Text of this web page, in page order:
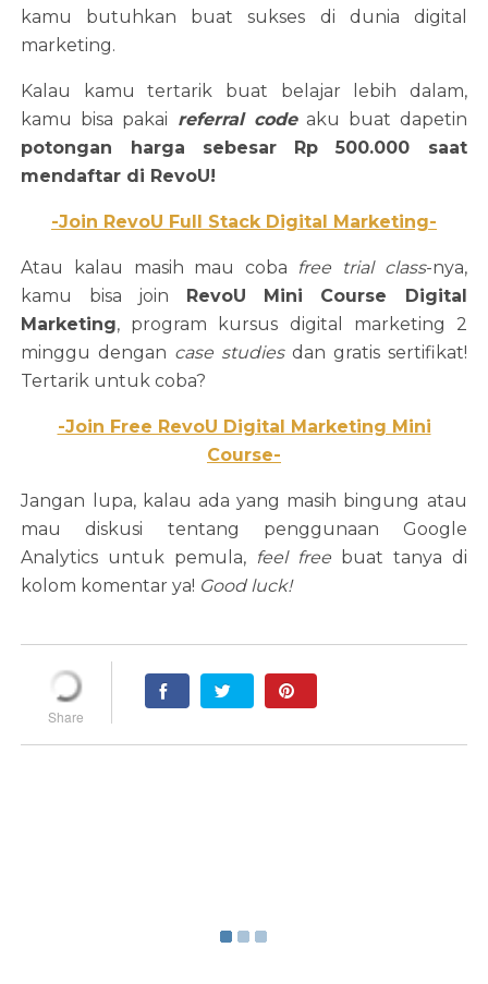
kamu butuhkan buat sukses di dunia digital
marketing.
Kalau kamu tertarik buat belajar lebih dalam,
kamu bisa pakai referral codeaku buat dapetin
potongan harga sebesar Rp 500.000 saat
mendaftar di RevoU!
-Join RevoU Full Stack Digital Marketing-
Atau kalau masih mau coba free trial class-nya,
kamu bisa join RevoU Mini Course Digital
Marketing, program kursus digital marketing 2
minggu dengan case studiesdan gratis sertifikat!
Tertarik untuk coba?
-Join Free RevoU Digital Marketing Mini
Course-
Jangan lupa, kalau ada yang masih bingung atau
mau diskusi tentang penggunaan Google
Analytics untuk pemula, feel freebuat tanya di
kolom komentar ya! Good luck!